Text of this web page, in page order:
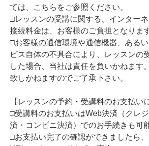
ては、こちらをご参照ください。
□レッスンの受講に関する、インターネ
接続料金は、お客様のご負担となります
□お客様の通信環境や通信機器、ある
ビス自体の不具合により、レッスンの
した場合、当社は責任を負いかねます
致しかねますのでご了承下さい。
【レッスンの予約・受講料のお支払い
□受講料のお支払いはWeb決済（クレ
済・コンビニ決済）でのお手続きも可
□お支払い完了の確認ができましたら